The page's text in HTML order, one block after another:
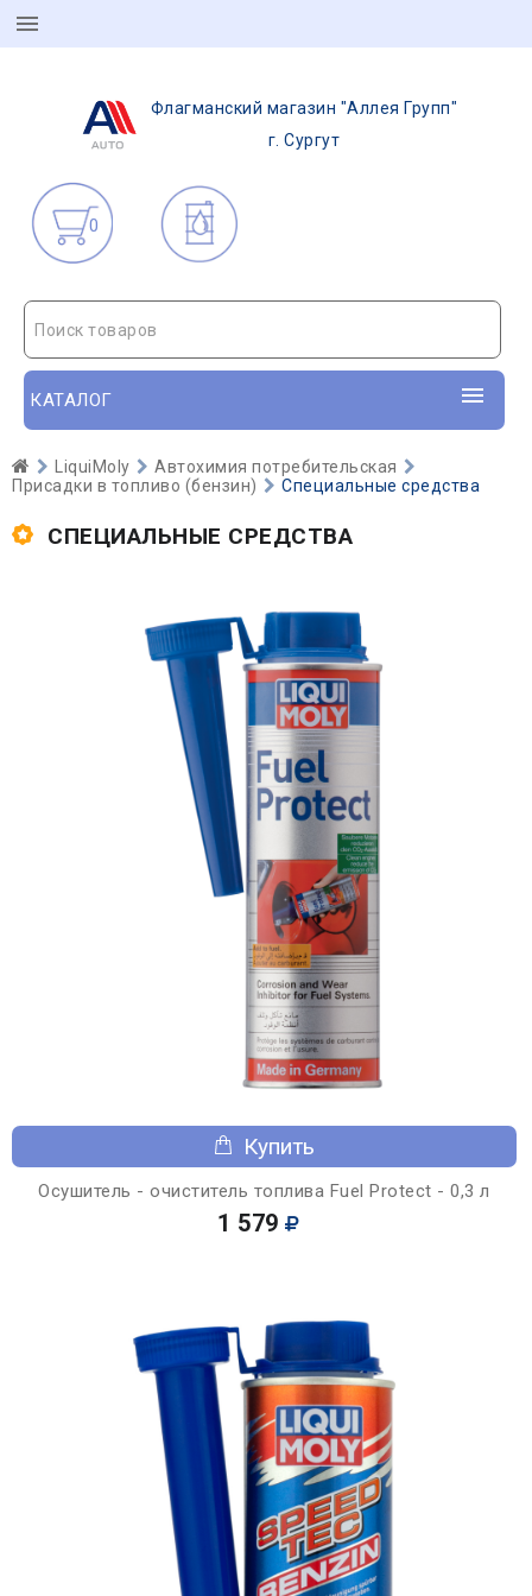
Флагманский магазин "Аллея Групп"
г. Сургут
0
Поиск товаров
КАТАЛОГ
LiquiMoly
Автохимия потребительская
Присадки в топливо (бензин)
Специальные средства
СПЕЦИАЛЬНЫЕ СРЕДСТВА
Купить
Осушитель - очиститель топлива Fuel Protect - 0,3 л
1 579